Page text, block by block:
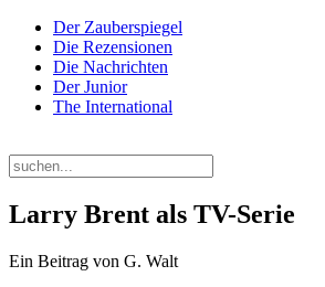
Der Zauberspiegel
Die Rezensionen
Die Nachrichten
Der Junior
The International
Larry Brent als TV-Serie
Ein Beitrag von G. Walt